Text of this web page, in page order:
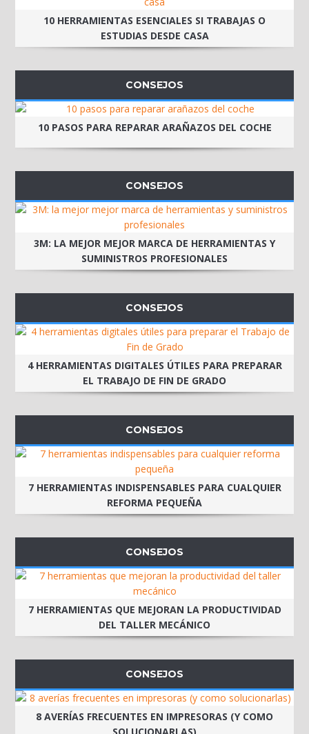
10 HERRAMIENTAS ESENCIALES SI TRABAJAS O
ESTUDIAS DESDE CASA
CONSEJOS
10 PASOS PARA REPARAR ARAÑAZOS DEL COCHE
CONSEJOS
3M: LA MEJOR MEJOR MARCA DE HERRAMIENTAS Y
SUMINISTROS PROFESIONALES
CONSEJOS
4 HERRAMIENTAS DIGITALES ÚTILES PARA PREPARAR
EL TRABAJO DE FIN DE GRADO
CONSEJOS
7 HERRAMIENTAS INDISPENSABLES PARA CUALQUIER
REFORMA PEQUEÑA
CONSEJOS
7 HERRAMIENTAS QUE MEJORAN LA PRODUCTIVIDAD
DEL TALLER MECÁNICO
CONSEJOS
8 AVERÍAS FRECUENTES EN IMPRESORAS (Y COMO